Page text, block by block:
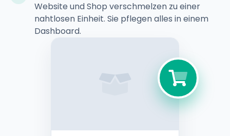
Website und Shop verschmelzen zu einer
nahtlosen Einheit. Sie pflegen alles in einem
Dashboard.